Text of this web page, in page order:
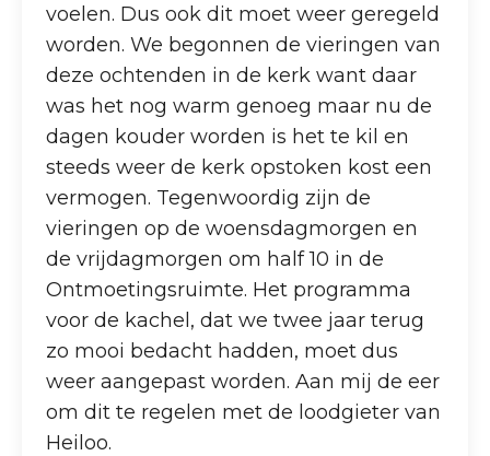
voelen. Dus ook dit moet weer geregeld
worden. We begonnen de vieringen van
deze ochtenden in de kerk want daar
was het nog warm genoeg maar nu de
dagen kouder worden is het te kil en
steeds weer de kerk opstoken kost een
vermogen. Tegenwoordig zijn de
vieringen op de woensdagmorgen en
de vrijdagmorgen om half 10 in de
Ontmoetingsruimte. Het programma
voor de kachel, dat we twee jaar terug
zo mooi bedacht hadden, moet dus
weer aangepast worden. Aan mij de eer
om dit te regelen met de loodgieter van
Heiloo.